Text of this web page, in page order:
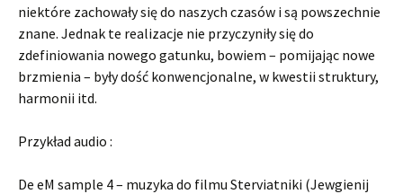
niektóre zachowały się do naszych czasów i są powszechnie
znane. Jednak te realizacje nie przyczyniły się do
zdefiniowania nowego gatunku, bowiem – pomijając nowe
brzmienia – były dość konwencjonalne, w kwestii struktury,
harmonii itd.
Przykład audio :
De eM sample 4 – muzyka do filmu Sterviatniki (Jewgienij